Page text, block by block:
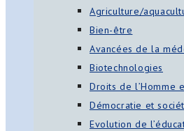
Agriculture/
Bien-être
Avancées de la
Biotechnologies
Droits de l’Homme
Démocratie et
Evolution de